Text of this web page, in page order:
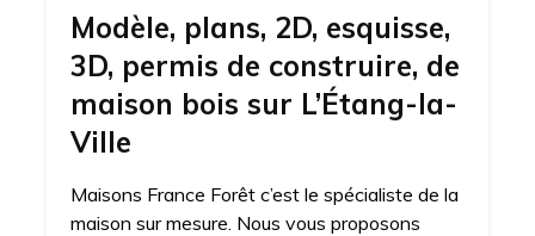
Modèle, plans, 2D, esquisse,
3D, permis de construire, de
maison bois sur L’Étang-la-
Ville
Maisons France Forêt c’est le spécialiste de la
maison sur mesure. Nous vous proposons